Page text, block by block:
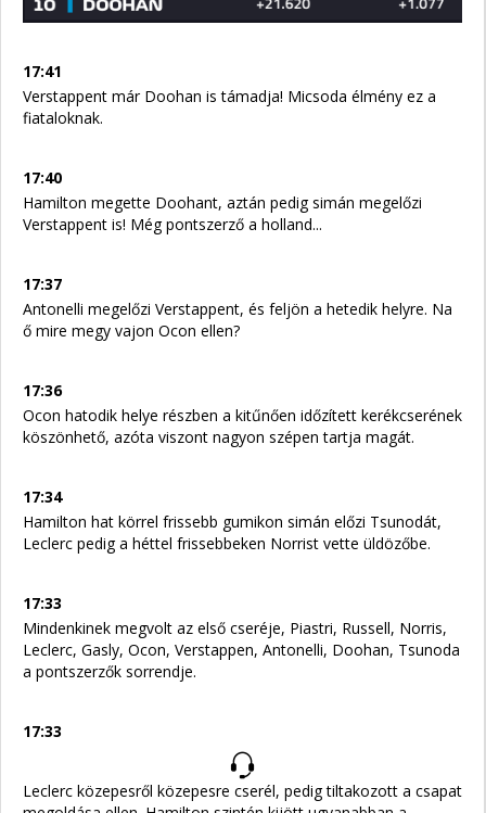
17:41
Verstappent már Doohan is támadja! Micsoda élmény ez a
fiataloknak.
17:40
Hamilton megette Doohant, aztán pedig simán megelőzi
Verstappent is! Még pontszerző a holland...
17:37
Antonelli megelőzi Verstappent, és feljön a hetedik helyre. Na
ő mire megy vajon Ocon ellen?
17:36
Ocon hatodik helye részben a kitűnően időzített kerékcserének
köszönhető, azóta viszont nagyon szépen tartja magát.
17:34
Hamilton hat körrel frissebb gumikon simán előzi Tsunodát,
Leclerc pedig a héttel frissebbeken Norrist vette üldözőbe.
17:33
Mindenkinek megvolt az első cseréje, Piastri, Russell, Norris,
Leclerc, Gasly, Ocon, Verstappen, Antonelli, Doohan, Tsunoda
a pontszerzők sorrendje.
17:33
Leclerc közepesről közepesre cserél, pedig tiltakozott a csapat